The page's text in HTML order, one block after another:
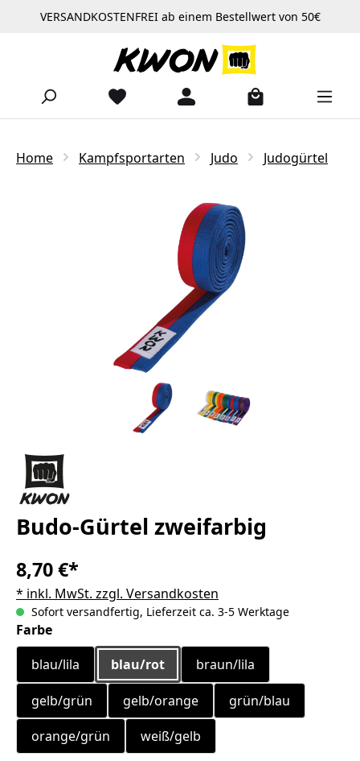
Zum Hauptinhalt springen
VERSANDKOSTENFREI ab einem Bestellwert von 50€
Home Kampfsportarten Judo Judogürtel
Budo-Gürtel zweifarbig
8,70 €*
* inkl. MwSt. zzgl. Versandkosten
Sofort versandfertig, Lieferzeit ca. 3-5 Werktage
Farbeauswählen
blau/lila
blau/rot braun/lila
gelb/grün gelb/orange
grün/blau
orange/grün
weiß/gelb